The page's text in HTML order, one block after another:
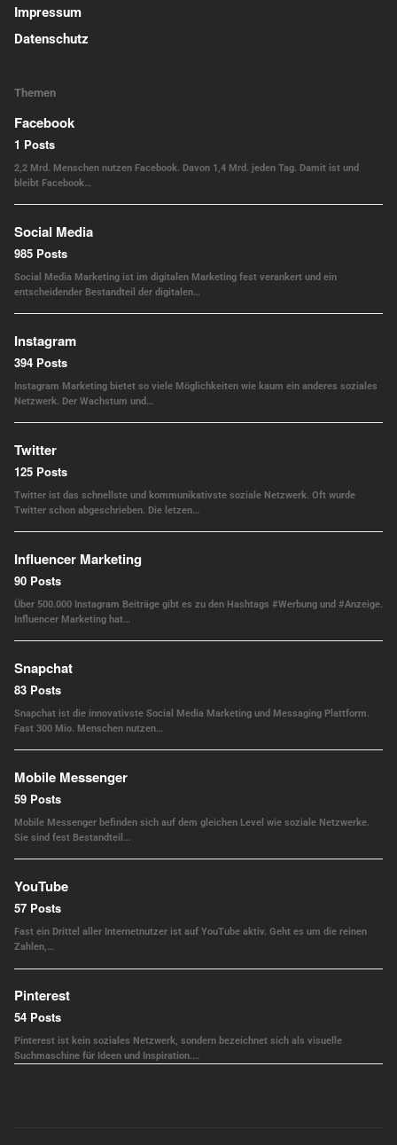
Impressum
Datenschutz
Themen
Facebook
1 Posts
2,2 Mrd. Menschen nutzen Facebook. Davon 1,4 Mrd. jeden Tag. Damit ist und
bleibt Facebook…
Social Media
985 Posts
Social Media Marketing ist im digitalen Marketing fest verankert und ein
entscheidender Bestandteil der digitalen…
Instagram
394 Posts
Instagram Marketing bietet so viele Möglichkeiten wie kaum ein anderes soziales
Netzwerk. Der Wachstum und…
Twitter
125 Posts
Twitter ist das schnellste und kommunikativste soziale Netzwerk. Oft wurde
Twitter schon abgeschrieben. Die letzen…
Influencer Marketing
90 Posts
Über 500.000 Instagram Beiträge gibt es zu den Hashtags #Werbung und #Anzeige.
Influencer Marketing hat…
Snapchat
83 Posts
Snapchat ist die innovativste Social Media Marketing und Messaging Plattform.
Fast 300 Mio. Menschen nutzen…
Mobile Messenger
59 Posts
Mobile Messenger befinden sich auf dem gleichen Level wie soziale Netzwerke.
Sie sind fest Bestandteil…
YouTube
57 Posts
Fast ein Drittel aller Internetnutzer ist auf YouTube aktiv. Geht es um die reinen
Zahlen,…
Pinterest
54 Posts
Pinterest ist kein soziales Netzwerk, sondern bezeichnet sich als visuelle
Suchmaschine für Ideen und Inspiration.…